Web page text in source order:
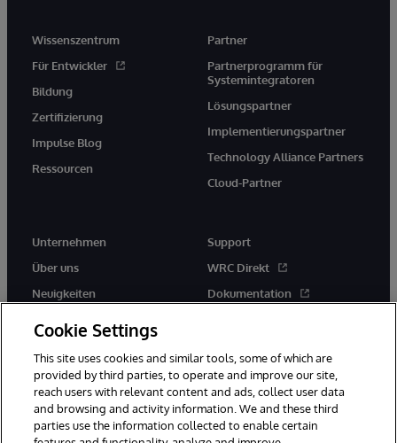
Wissenszentrum
Für Entwickler
Bildung
Zertifizierung
Impulse Blog
Ressourcen
Partner
Partnerprogramm für
Systemintegratoren
Lösungspartner
Implementierungspartner
Technology Alliance Partners
Cloud-Partner
Unternehmen
Über uns
Neuigkeiten
Support
WRC Direkt
Dokumentation
Cookie Settings
This site uses cookies and similar tools, some of which are
provided by third parties, to operate and improve our site,
reach users with relevant content and ads, collect user data
and browsing and activity information. We and these third
parties use the information collected to enable certain